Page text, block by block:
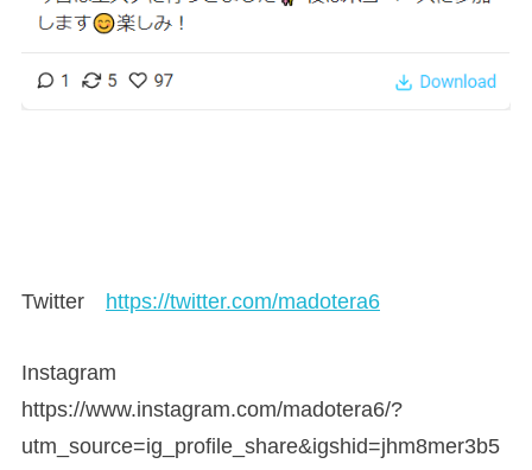
Twitter https://twitter.com/madotera6
Instagram
https://www.instagram.com/madotera6/?
utm_source=ig_profile_share&igshid=jhm8mer3b5